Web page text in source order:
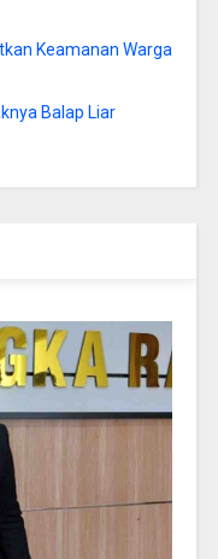
Keamanan Warga
Balap Liar